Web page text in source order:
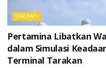
DAERAH
Pertamina Libatkan
dalam Simulasi
Terminal Tarakan